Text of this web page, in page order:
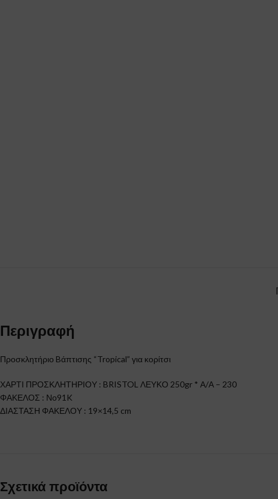
Περιγραφή
Προσκλητήριο Bάπτισης “Tropical” για κορίτσι
ΧΑΡΤΙ ΠΡΟΣΚΛΗΤΗΡΙΟΥ : BRISTOL ΛΕΥΚΟ 250gr * Α/Α – 230
ΦΑΚΕΛΟΣ : Νο91K
ΔΙΑΣΤΑΣΗ ΦΑΚΕΛΟΥ : 19×14,5 cm
Σχετικά προϊόντα